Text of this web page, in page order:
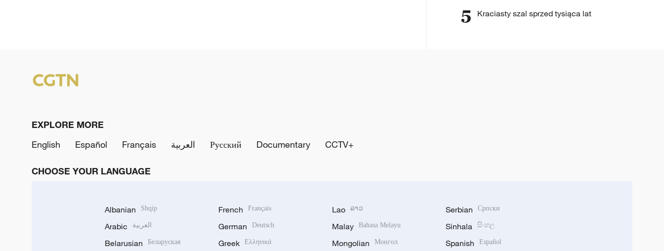
5 Kraciasty szal sprzed tysiąca lat
EXPLORE MORE
English
Español Français العربية Русский Documentary CCTV+
CHOOSE YOUR LANGUAGE
Albanian Shqip
Arabic العربية
Belarusian Беларуская
French Français
German Deutsch
Greek Ελληνικά
Lao ລາວ
Malay Bahasa Melayu
Mongolian Монгол
Serbian Српски
Sinhala සිංහල
Spanish Español